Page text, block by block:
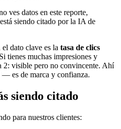
ves datos en este reporte,
siendo citado por la IA de
dato clave es la tasa de clics
tienes muchas impresiones y
2: visible pero no convincente. Ahí
es de marca y confianza.
siendo citado
para nuestros clientes: